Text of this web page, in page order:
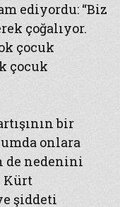
ediyordu: “Biz
çoğalıyor.
çocuk
çocuk
bir
onlara
de nedenini
Kürt
şiddeti